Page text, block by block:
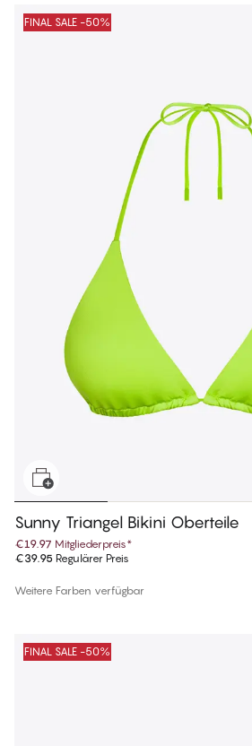
FINAL SALE -50%
Sunny Triangel Bikini Oberteile
€19.97 Mitgliederpreis*
€39.95 Regulärer Preis
Weitere Farben verfügbar
FINAL SALE -50%